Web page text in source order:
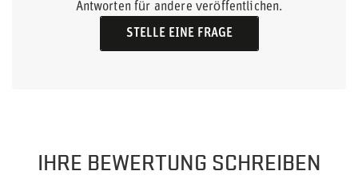
Antworten für andere veröffentlichen.
STELLE EINE FRAGE
IHRE BEWERTUNG SCHREIBEN